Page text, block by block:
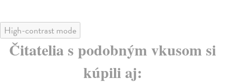
High-contrast mode
Čitatelia s podobným vkusom si
kúpili aj: